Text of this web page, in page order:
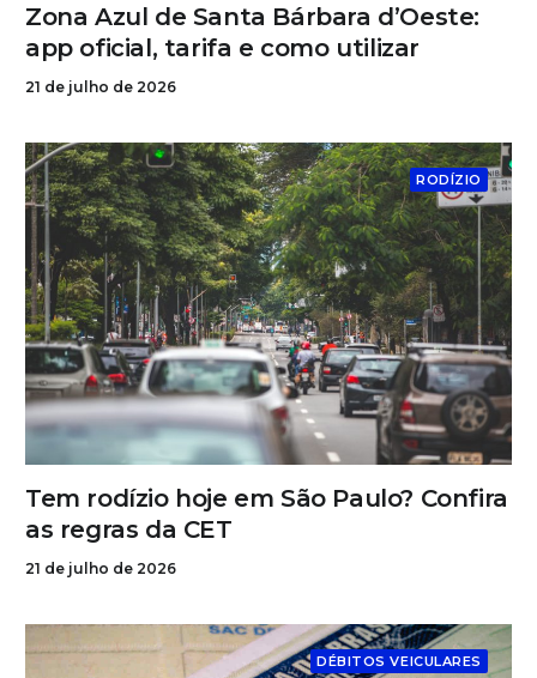
Zona Azul de Santa Bárbara d’Oeste:
app oficial, tarifa e como utilizar
21 de julho de 2026
RODÍZIO
Tem rodízio hoje em São Paulo? Confira
as regras da CET
21 de julho de 2026
DÉBITOS VEICULARES